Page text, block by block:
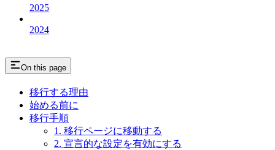
2025
2024
On this page
移行する理由
始める前に
移行手順
1. 移行ページに移動する
2. 宣言的な設定を有効にする